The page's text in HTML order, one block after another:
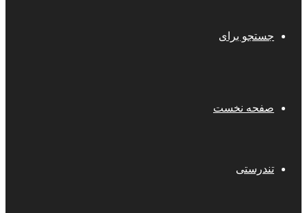
جستجو برای
صفحه نخست
تندرستی